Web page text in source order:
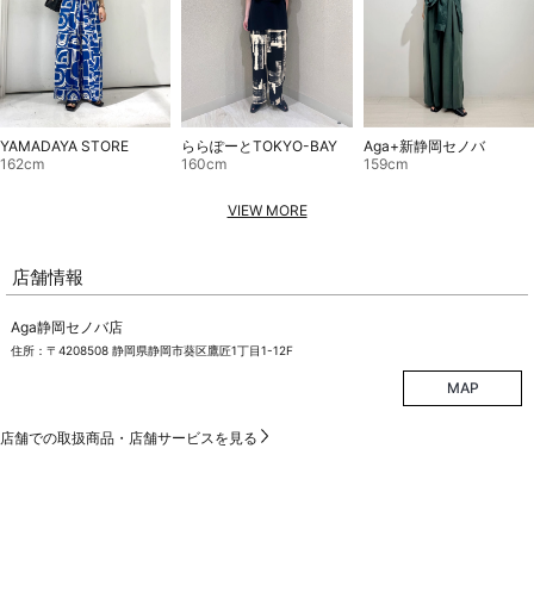
YAMADAYA STORE
162cm
ららぽーとTOKYO-BAY
160cm
Aga+新静岡セノバ
159cm
VIEW MORE
店舗情報
Aga静岡セノバ店
住所：〒4208508 静岡県静岡市葵区鷹匠1丁目1-12F
MAP
店舗での取扱商品・店舗サービスを見る